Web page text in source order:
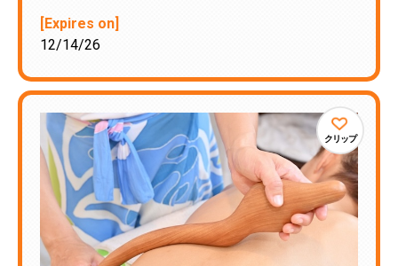
[Expires on]
12/14/26
クリップ